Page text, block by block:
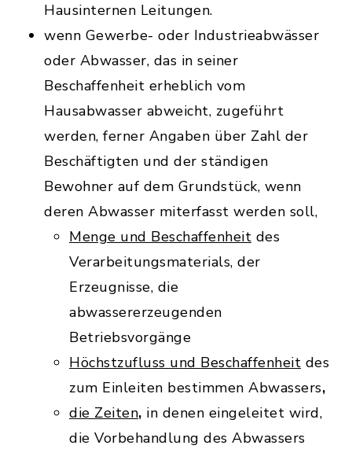
Hausinternen Leitungen.
wenn Gewerbe- oder Industrieabwässer
oder Abwasser, das in seiner
Beschaffenheit erheblich vom
Hausabwasser abweicht, zugeführt
werden, ferner Angaben über Zahl der
Beschäftigten und der ständigen
Bewohner auf dem Grundstück, wenn
deren Abwasser miterfasst werden soll,
Menge und Beschaffenheit des
Verarbeitungsmaterials, der
Erzeugnisse, die
abwassererzeugenden
Betriebsvorgänge
Höchstzufluss und Beschaffenheit des
zum Einleiten bestimmen Abwassers,
die Zeiten, in denen eingeleitet wird,
die Vorbehandlung des Abwassers